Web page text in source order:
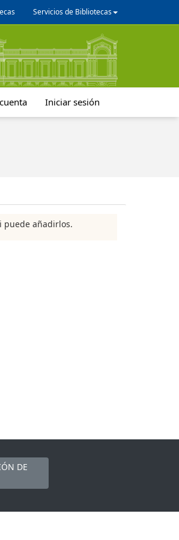
Servicios de Bibliotecas
Iniciar sesión
puede añadirlos.
DE